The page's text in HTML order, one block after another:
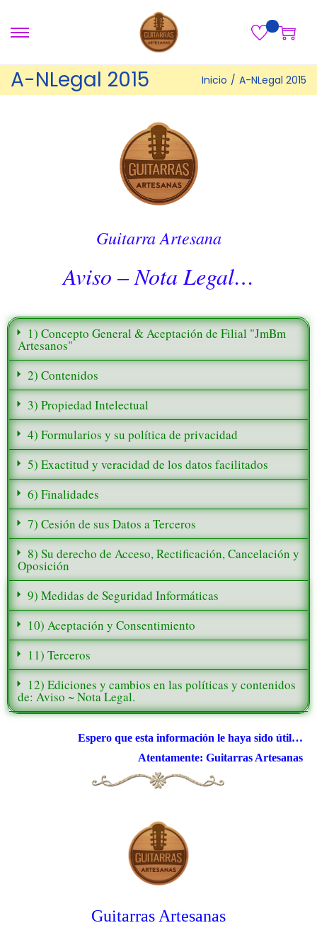
A-NLegal 2015 Inicio / A-NLegal 2015
Guitarra Artesana
Aviso – Nota Legal…
1) Concepto General & Aceptación de Filial "JmBm
Artesanos"
2) Contenidos
3) Propiedad Intelectual
4) Formularios y su política de privacidad
5) Exactitud y veracidad de los datos facilitados
6) Finalidades
7) Cesión de sus Datos a Terceros
8) Su derecho de Acceso, Rectificación, Cancelación y
Oposición
9) Medidas de Seguridad Informáticas
10) Aceptación y Consentimiento
11) Terceros
12) Ediciones y cambios en las políticas y contenidos
de: Aviso ~ Nota Legal.
Espero que esta información le haya sido útil…
Atentamente: Guitarras Artesanas
Guitarras Artesanas